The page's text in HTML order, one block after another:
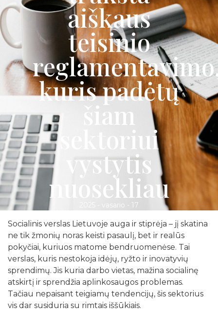
aiškaus
teisinio
kuris padėtų
šiam
sektoriui
vystytis
nuosekliau
2025 - vasario - 17
Socialinis verslas Lietuvoje auga ir stiprėja – jį skatina
ne tik žmonių noras keisti pasaulį, bet ir realūs
pokyčiai, kuriuos matome bendruomenėse. Tai
verslas, kuris nestokoja idėjų, ryžto ir inovatyvių
sprendimų. Jis kuria darbo vietas, mažina socialinę
atskirtį ir sprendžia aplinkosaugos problemas.
Tačiau nepaisant teigiamų tendencijų, šis sektorius
vis dar susiduria su rimtais iššūkiais.